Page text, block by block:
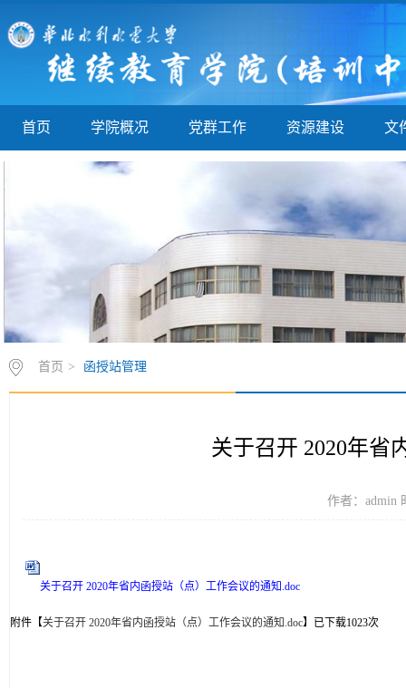
首页 学院概况 党群工作 资源建设 文
首页 > 函授站管理
关于召开 2020年省
作者：admin
关于召开 2020年省内函授站（点）工作会议的通知.doc
附件【关于召开 2020年省内函授站（点）工作会议的通知.doc】已下载1023次